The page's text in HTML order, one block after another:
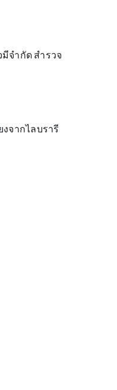
จำกัด สำรวจ
จากไลบรารี